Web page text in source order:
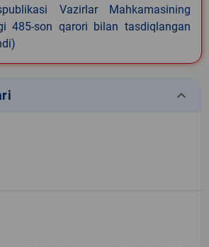
Vazirlar Mahkamasining
485-son qarori bilan tasdiqlangan
keyboard_arrow_down